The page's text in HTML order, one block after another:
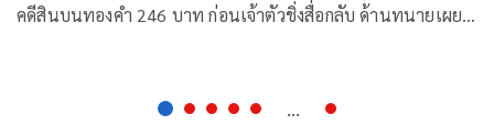
คดีสินบนทองคำ 246 บาท ก่อนเจ้าตัวชิ่งสื่อกลับ ด้านทนายเผย
...